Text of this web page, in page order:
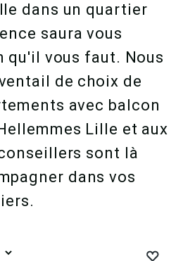
dans un quartier
saura vous
qu'il vous faut. Nous
de choix de
avec balcon
Lille et aux
sont là
dans vos